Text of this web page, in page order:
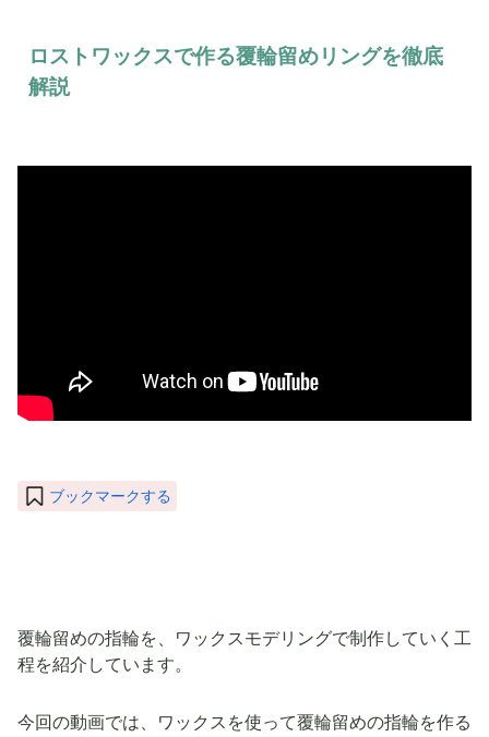
ロストワックスで作る覆輪留めリングを徹底
解説
ブックマークする
覆輪留めの指輪を、ワックスモデリングで制作していく工
程を紹介しています。
今回の動画では、ワックスを使って覆輪留めの指輪を作る